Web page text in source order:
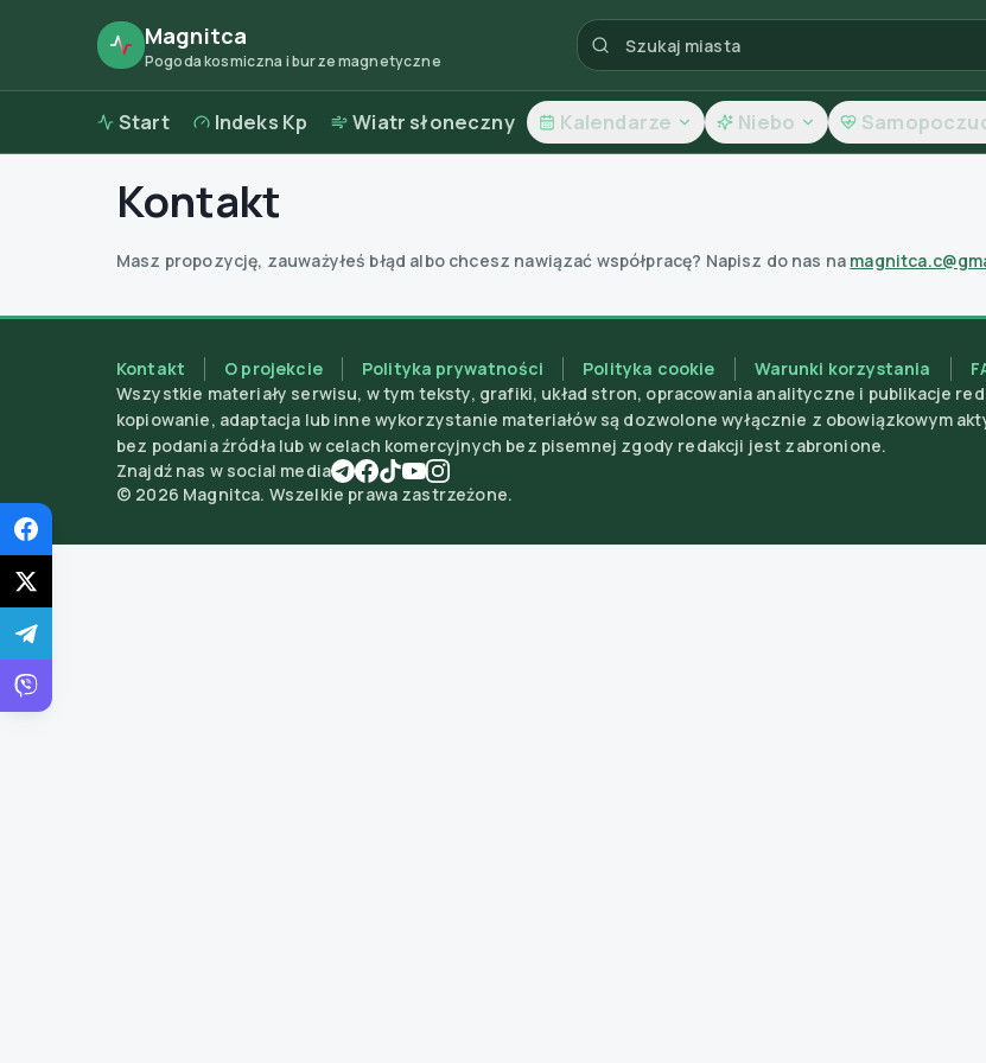
Magnitca
Pogoda kosmiczna i burze magnetyczne
Start Indeks Kp Wiatr słoneczny Kalendarze Niebo
Kontakt
Masz propozycję, zauważyłeś błąd albo chcesz nawiązać współpracę? Napisz do nas na
Kontakt O projekcie Polityka prywatności Polityka cookie Warunki korzystania
Wszystkie materiały serwisu, w tym teksty, grafiki, układ stron, opracowania analityczne i publikacje
kopiowanie, adaptacja lub inne wykorzystanie materiałów są dozwolone wyłącznie z obowiązkowym
bez podania źródła lub w celach komercyjnych bez pisemnej zgody redakcji jest zabronione.
Znajdź nas w social media
© 2026 Magnitca. Wszelkie prawa zastrzeżone.